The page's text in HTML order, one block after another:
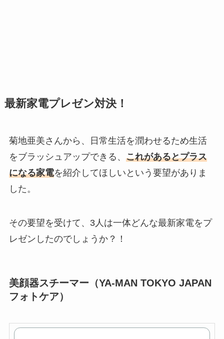
最新家電プレゼン対決！
菊地亜美さんから、日常生活を潤わせるため生活
をブラッシュアップできる、 これがあるとプラス
になる家電を紹介してほしいという要望がありま
した。
その要望を受けて、3人は一体どんな最新家電をプ
レゼンしたのでしょうか？！
美顔器スチーマー（YA-MAN TOKYO JAPAN
フォトケア）